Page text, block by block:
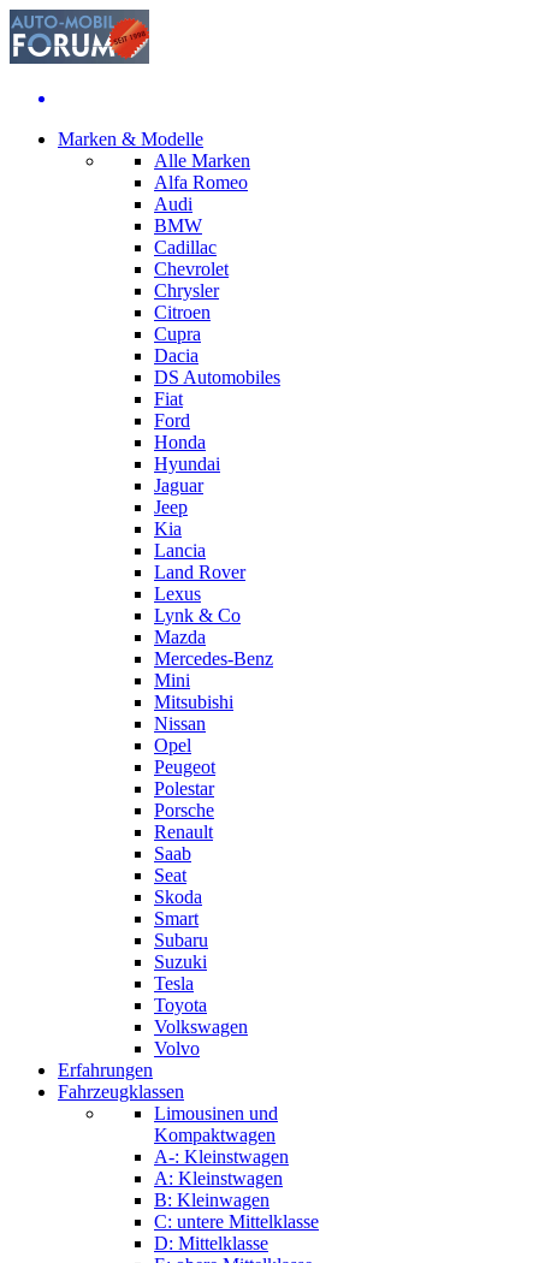
Marken & Modelle
Alle Marken
Alfa Romeo
Audi
BMW
Cadillac
Chevrolet
Chrysler
Citroen
Cupra
Dacia
DS Automobiles
Fiat
Ford
Honda
Hyundai
Jaguar
Jeep
Kia
Lancia
Land Rover
Lexus
Lynk & Co
Mazda
Mercedes-Benz
Mini
Mitsubishi
Nissan
Opel
Peugeot
Polestar
Porsche
Renault
Saab
Seat
Skoda
Smart
Subaru
Suzuki
Tesla
Toyota
Volkswagen
Volvo
Erfahrungen
Fahrzeugklassen
Limousinen und
Kompaktwagen
A-: Kleinstwagen
A: Kleinstwagen
B: Kleinwagen
C: untere Mittelklasse
D: Mittelklasse